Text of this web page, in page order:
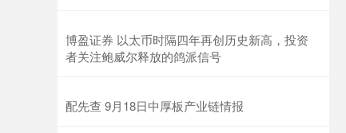
博盈证券 以太币时隔四年再创历史新高，投资
者关注鲍威尔释放的鸽派信号
配先查 9月18日中厚板产业链情报